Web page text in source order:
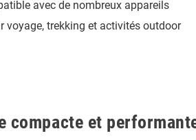
avec de nombreux appareils
voyage, trekking et activités outdoor
compacte et